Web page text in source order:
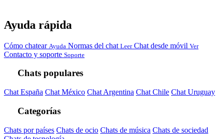
Ayuda rápida
Cómo chatear Ayuda Normas del chat Leer Chat desde móvil Ver
Contacto y soporte Soporte
Chats populares
Chat España Chat México Chat Argentina Chat Chile Chat Uruguay
Categorías
Chats por países Chats de ocio Chats de música Chats de sociedad